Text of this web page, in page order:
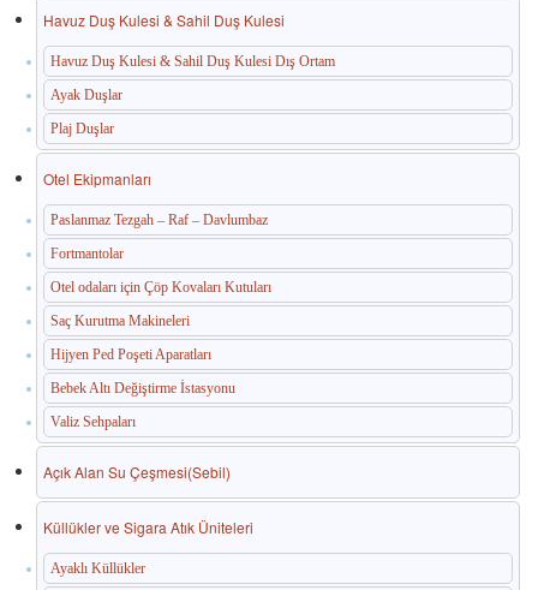
Havuz Duş Kulesi & Sahil Duş Kulesi
Havuz Duş Kulesi & Sahil Duş Kulesi Dış Ortam
Ayak Duşlar
Plaj Duşlar
Otel Ekipmanları
Paslanmaz Tezgah – Raf – Davlumbaz
Fortmantolar
Otel odaları için Çöp Kovaları Kutuları
Saç Kurutma Makineleri
Hijyen Ped Poşeti Aparatları
Bebek Altı Değiştirme İstasyonu
Valiz Sehpaları
Açık Alan Su Çeşmesi(Sebil)
Küllükler ve Sigara Atık Üniteleri
Ayaklı Küllükler